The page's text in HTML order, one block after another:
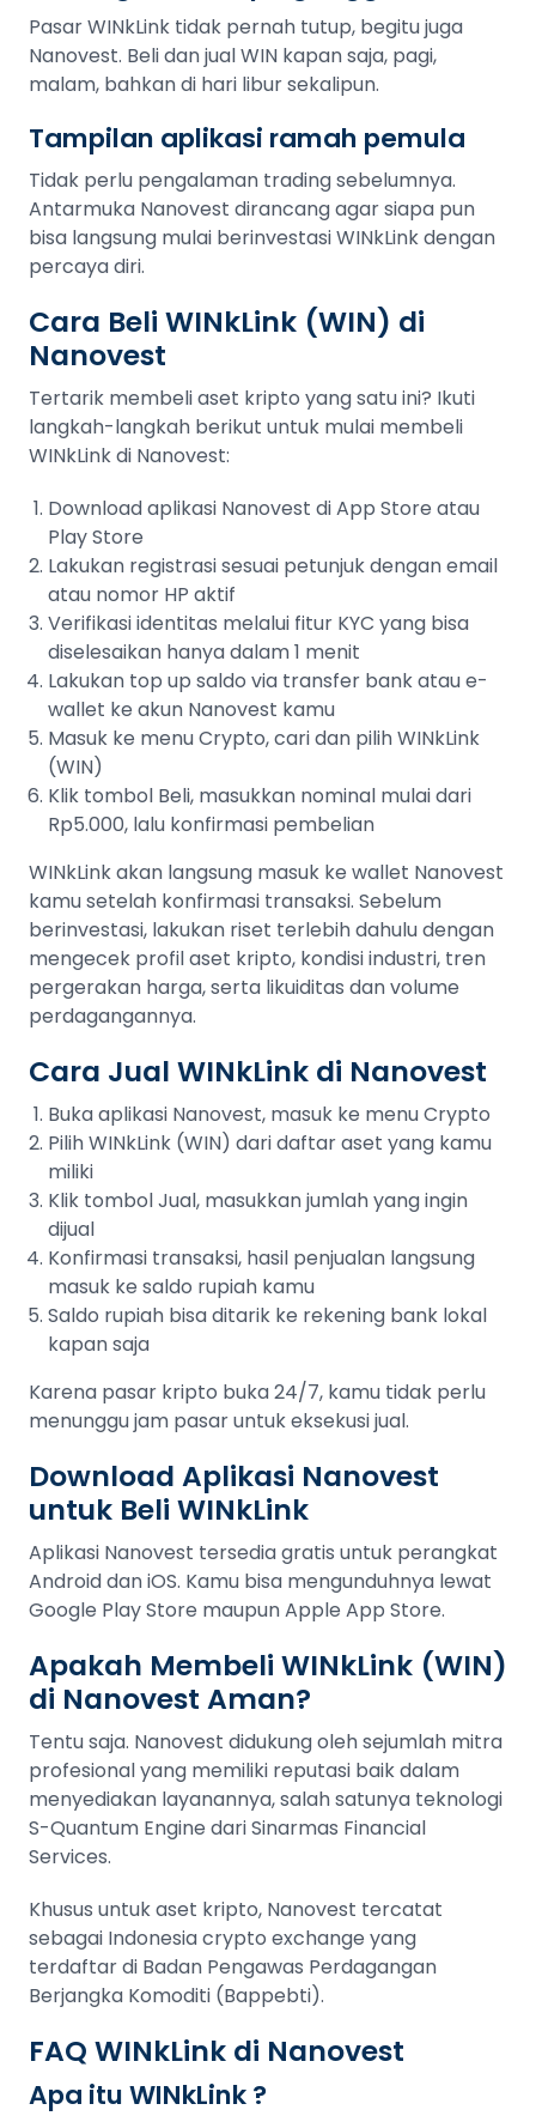
Pasar WINkLink tidak pernah tutup, begitu juga
Nanovest. Beli dan jual WIN kapan saja, pagi,
malam, bahkan di hari libur sekalipun.
Tampilan aplikasi ramah pemula
Tidak perlu pengalaman trading sebelumnya.
Antarmuka Nanovest dirancang agar siapa pun
bisa langsung mulai berinvestasi WINkLink dengan
percaya diri.
Cara Beli WINkLink (WIN) di
Nanovest
Tertarik membeli aset kripto yang satu ini? Ikuti
langkah-langkah berikut untuk mulai membeli
WINkLink di Nanovest:
Download aplikasi Nanovest di App Store atau
Play Store
Lakukan registrasi sesuai petunjuk dengan email
atau nomor HP aktif
Verifikasi identitas melalui fitur KYC yang bisa
diselesaikan hanya dalam 1 menit
Lakukan top up saldo via transfer bank atau e-
wallet ke akun Nanovest kamu
Masuk ke menu Crypto, cari dan pilih WINkLink
(WIN)
Klik tombol Beli, masukkan nominal mulai dari
Rp5.000, lalu konfirmasi pembelian
WINkLink akan langsung masuk ke wallet Nanovest
kamu setelah konfirmasi transaksi. Sebelum
berinvestasi, lakukan riset terlebih dahulu dengan
mengecek profil aset kripto, kondisi industri, tren
pergerakan harga, serta likuiditas dan volume
perdagangannya.
Cara Jual WINkLink di Nanovest
Buka aplikasi Nanovest, masuk ke menu Crypto
Pilih WINkLink (WIN) dari daftar aset yang kamu
miliki
Klik tombol Jual, masukkan jumlah yang ingin
dijual
Konfirmasi transaksi, hasil penjualan langsung
masuk ke saldo rupiah kamu
Saldo rupiah bisa ditarik ke rekening bank lokal
kapan saja
Karena pasar kripto buka 24/7, kamu tidak perlu
menunggu jam pasar untuk eksekusi jual.
Download Aplikasi Nanovest
untuk Beli WINkLink
Aplikasi Nanovest tersedia gratis untuk perangkat
Android dan iOS. Kamu bisa mengunduhnya lewat
Google Play Store maupun Apple App Store.
Apakah Membeli WINkLink (WIN)
di Nanovest Aman?
Tentu saja. Nanovest didukung oleh sejumlah mitra
profesional yang memiliki reputasi baik dalam
menyediakan layanannya, salah satunya teknologi
S-Quantum Engine dari Sinarmas Financial
Services.
Khusus untuk aset kripto, Nanovest tercatat
sebagai Indonesia crypto exchange yang
terdaftar di Badan Pengawas Perdagangan
Berjangka Komoditi (Bappebti).
FAQ WINkLink di Nanovest
Apa itu WINkLink ?